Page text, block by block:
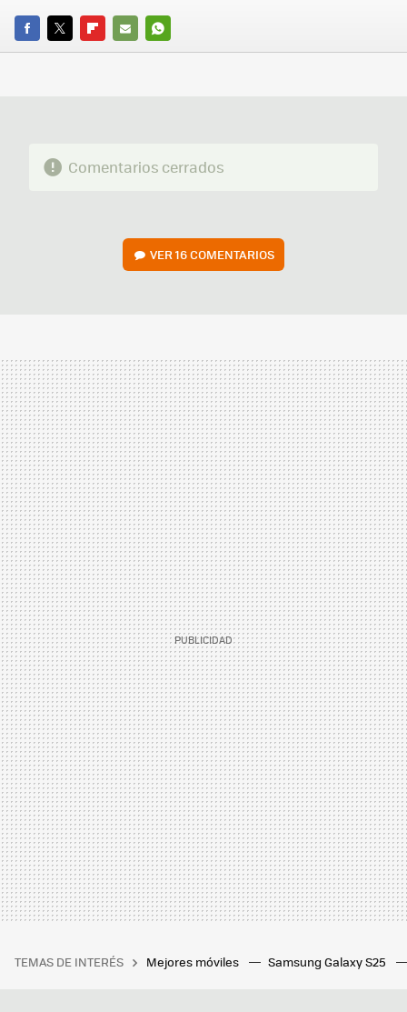
FACEBOOK
TWITTERFLIPBOARD
E-
WHATSAPP
Comentarios cerrados
VER16 COMENTARIOS
TEMAS DE INTERÉS Mejores móviles Samsung Galaxy S25